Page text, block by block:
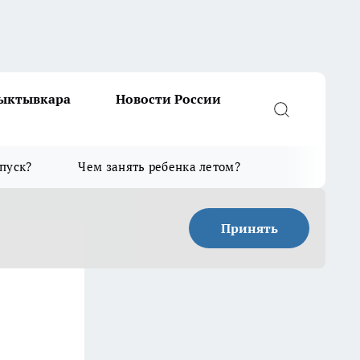
Новости России
Чем занять ребенка летом?
Принять